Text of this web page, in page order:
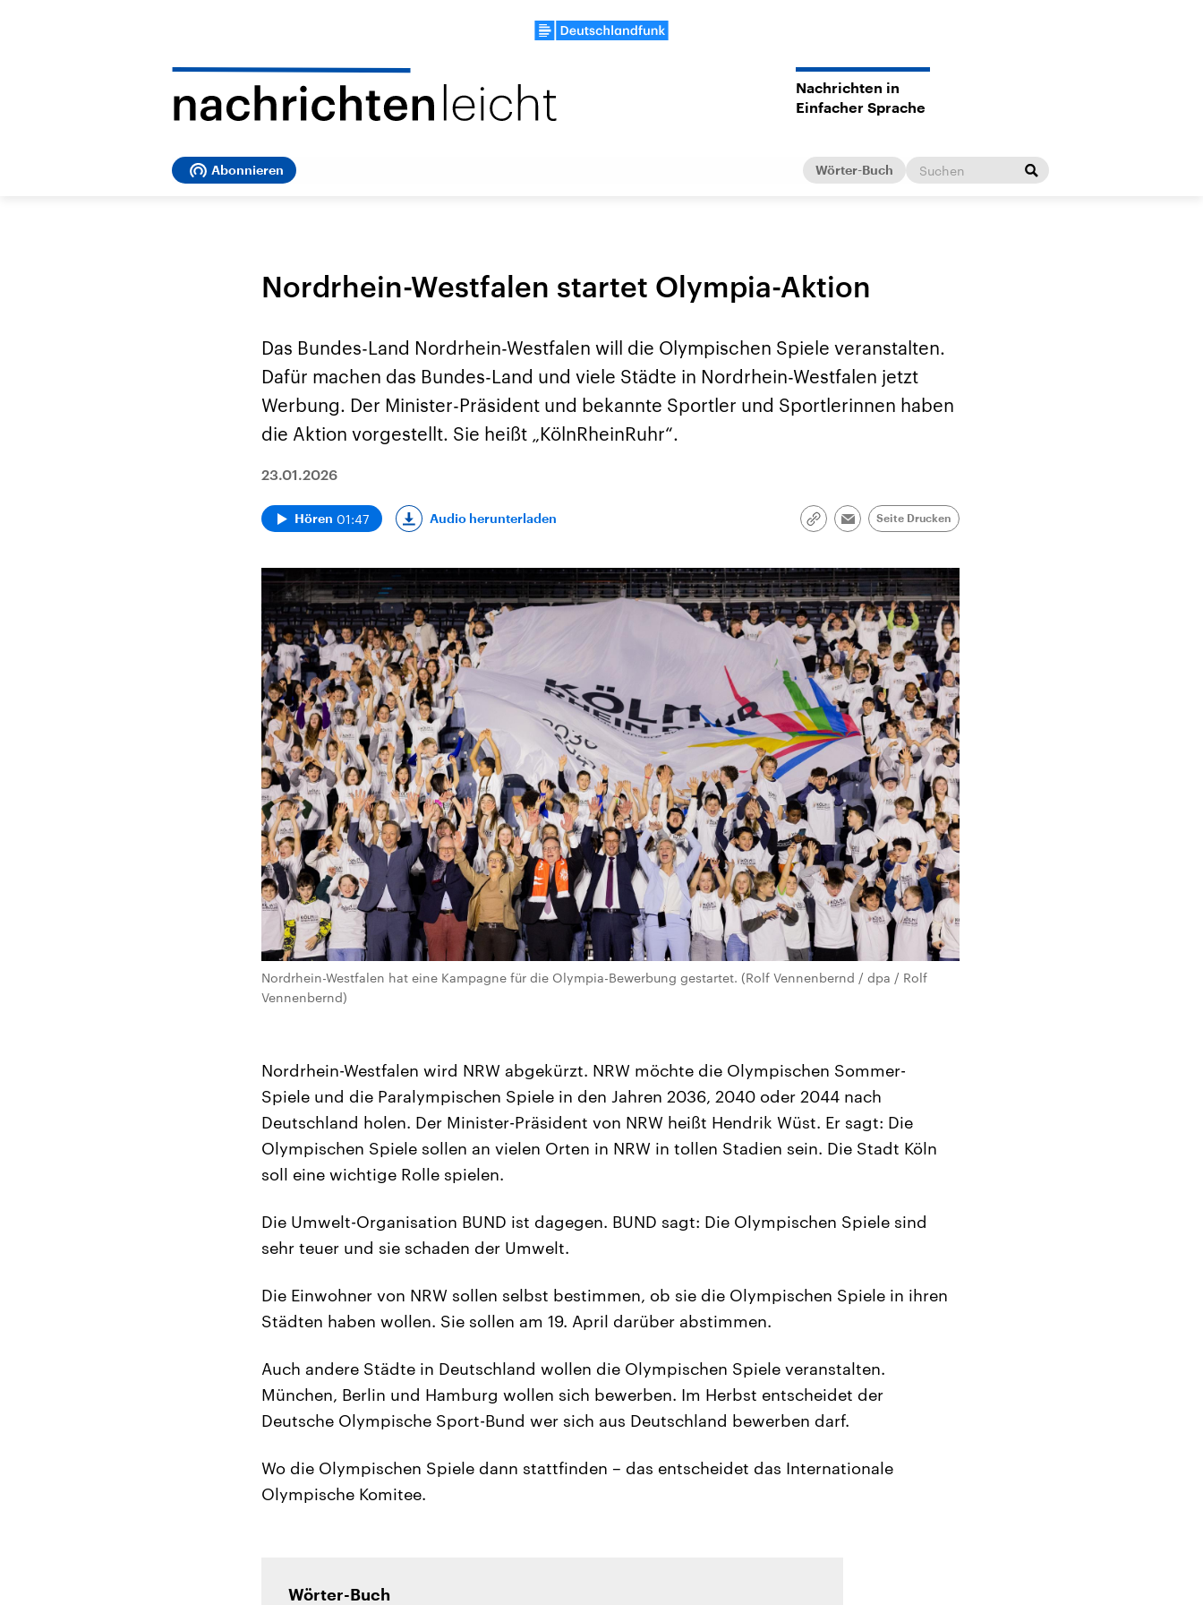
Nachrichten in
Einfacher Sprache
Abonnieren Wörter-Buch
Nordrhein-Westfalen startet Olympia-Aktion
Das Bundes-Land Nordrhein-Westfalen will die Olympischen Spiele veranstalten.
Dafür machen das Bundes-Land und viele Städte in Nordrhein-Westfalen jetzt
Werbung. Der Minister-Präsident und bekannte Sportler und Sportlerinnen haben
die Aktion vorgestellt. Sie heißt „KölnRheinRuhr“.
23.01.2026
Hören 01:47 Audio herunterladen
Link
Email
Seite Drucken
Nordrhein-Westfalen hat eine Kampagne für die Olympia-Bewerbung gestartet. (Rolf Vennenbernd / dpa / Rolf
Vennenbernd)
Nordrhein-Westfalen wird NRW abgekürzt. NRW möchte die Olympischen Sommer-
Spiele und die Paralympischen Spiele in den Jahren 2036, 2040 oder 2044 nach
Deutschland holen. Der Minister-Präsident von NRW heißt Hendrik Wüst. Er sagt: Die
Olympischen Spiele sollen an vielen Orten in NRW in tollen Stadien sein. Die Stadt Köln
soll eine wichtige Rolle spielen.
Die Umwelt-Organisation BUND ist dagegen. BUND sagt: Die Olympischen Spiele sind
sehr teuer und sie schaden der Umwelt.
Die Einwohner von NRW sollen selbst bestimmen, ob sie die Olympischen Spiele in ihren
Städten haben wollen. Sie sollen am 19. April darüber abstimmen.
Auch andere Städte in Deutschland wollen die Olympischen Spiele veranstalten.
München, Berlin und Hamburg wollen sich bewerben. Im Herbst entscheidet der
Deutsche Olympische Sport-Bund wer sich aus Deutschland bewerben darf.
Wo die Olympischen Spiele dann stattfinden – das entscheidet das Internationale
Olympische Komitee.
Wörter-Buch